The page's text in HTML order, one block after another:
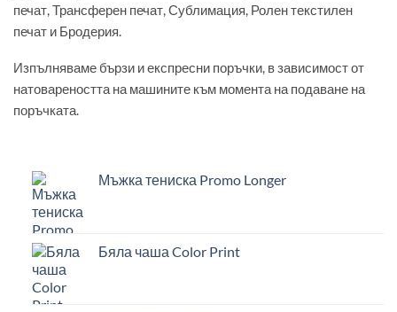
печат, Трансферен печат, Сублимация, Ролен текстилен
печат и Бродерия.
Изпълняваме бързи и експресни поръчки, в зависимост от
натовареността на машините към момента на подаване на
поръчката.
Мъжка тениска Promo Longer
Бяла чаша Color Print